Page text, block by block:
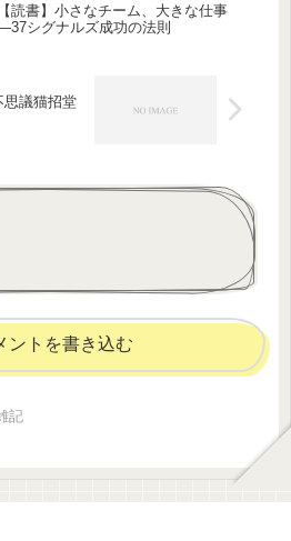
【読書】小さなチーム、大きな仕事
シグナルズ成功の法則
思議猫招堂
ントを書き込む
記